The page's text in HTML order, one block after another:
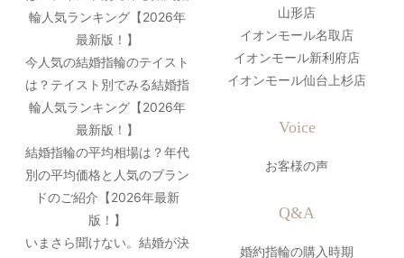
輪人気ランキング【2026年
最新版！】
今人気の結婚指輪のテイスト
は？テイスト別でみる結婚指
輪人気ランキング【2026年
最新版！】
結婚指輪の平均相場は？年代
別の平均価格と人気のブラン
ドのご紹介【2026年最新
版！】
いまさら聞けない。結婚が決
山形店
イオンモール名取店
イオンモール新利府店
イオンモール仙台上杉店
Voice
お客様の声
Q&A
婚約指輪の購入時期